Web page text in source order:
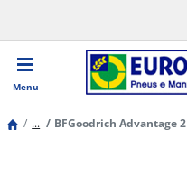
Menu
... BFGoodrich Advantage 2